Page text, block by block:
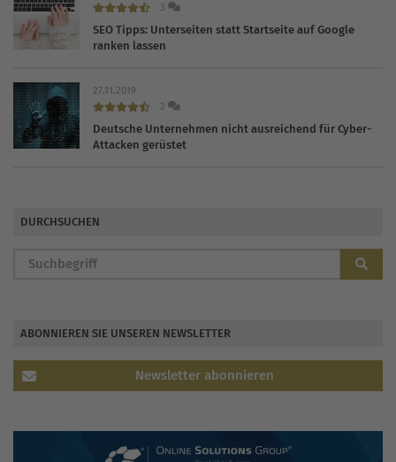
3
SEO Tipps: Unterseiten statt Startseite auf Google
ranken lassen
27.11.2019
2
Deutsche Unternehmen nicht ausreichend für Cyber-
Attacken gerüstet
DURCHSUCHEN
ABONNIEREN SIE UNSEREN NEWSLETTER
Newsletter abonnieren